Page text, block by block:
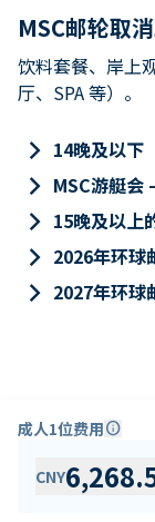
MSC邮轮取
饮料套餐、岸上
厅、SPA 等）。
keyboard_arrow_right 14晚及以下
keyboard_arrow_right MSC游艇会
keyboard_arrow_right 15晚及以上
keyboard_arrow_right 2026年环球
keyboard_arrow_right 2027年环球
成人1位费用info
CNY